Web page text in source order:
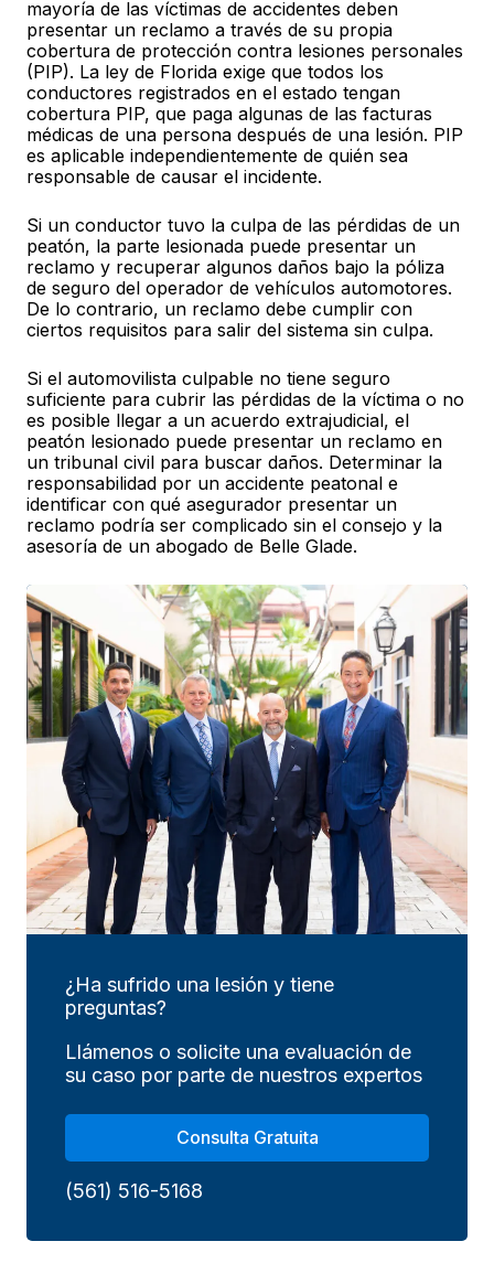
mayoría de las víctimas de accidentes deben
presentar un reclamo a través de su propia
cobertura de protección contra lesiones personales
(PIP). La ley de Florida exige que todos los
conductores registrados en el estado tengan
cobertura PIP, que paga algunas de las facturas
médicas de una persona después de una lesión. PIP
es aplicable independientemente de quién sea
responsable de causar el incidente.
Si un conductor tuvo la culpa de las pérdidas de un
peatón, la parte lesionada puede presentar un
reclamo y recuperar algunos daños bajo la póliza
de seguro del operador de vehículos automotores.
De lo contrario, un reclamo debe cumplir con
ciertos requisitos para salir del sistema sin culpa.
Si el automovilista culpable no tiene seguro
suficiente para cubrir las pérdidas de la víctima o no
es posible llegar a un acuerdo extrajudicial, el
peatón lesionado puede presentar un reclamo en
un tribunal civil para buscar daños. Determinar la
responsabilidad por un accidente peatonal e
identificar con qué asegurador presentar un
reclamo podría ser complicado sin el consejo y la
asesoría de un abogado de Belle Glade.
¿Ha sufrido una lesión y tiene
preguntas?
Llámenos o solicite una evaluación de
su caso por parte de nuestros expertos
Consulta Gratuita
(561) 516-5168